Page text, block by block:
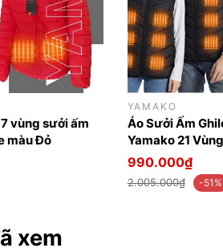
vùng sưởi ấm
màu Đỏ
YAMAKO
Áo Sưởi Ấm
Yamako 21
sưởi nhất thị
990.000₫
2.005.000₫ -51%
xem